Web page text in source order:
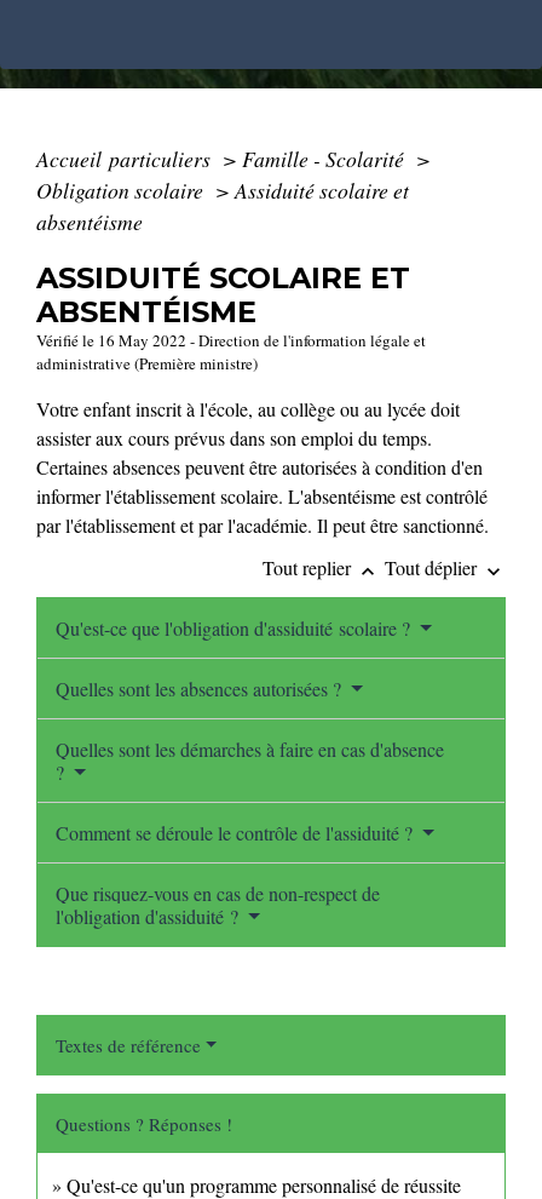
Accueil particuliers > Famille - Scolarité >
Obligation scolaire > Assiduité scolaire et
absentéisme
ASSIDUITÉ SCOLAIRE ET
ABSENTÉISME
Vérifié le 16 May 2022 - Direction de l'information légale et
administrative (Première ministre)
Votre enfant inscrit à l'école, au collège ou au lycée doit
assister aux cours prévus dans son emploi du temps.
Certaines absences peuvent être autorisées à condition d'en
informer l'établissement scolaire. L'absentéisme est contrôlé
par l'établissement et par l'académie. Il peut être sanctionné.
Tout replier keyboard_arrow_up Tout déplier keyboard_arrow_down
Qu'est-ce que l'obligation d'assiduité scolaire ?
Quelles sont les absences autorisées ?
Quelles sont les démarches à faire en cas d'absence
?
Comment se déroule le contrôle de l'assiduité ?
Que risquez-vous en cas de non-respect de
l'obligation d'assiduité ?
Textes de référence
Questions ? Réponses !
Qu'est-ce qu'un programme personnalisé de réussite